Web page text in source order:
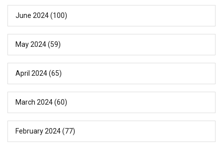
June 2024(100)
May 2024(59)
April 2024(65)
March 2024(60)
February 2024(77)